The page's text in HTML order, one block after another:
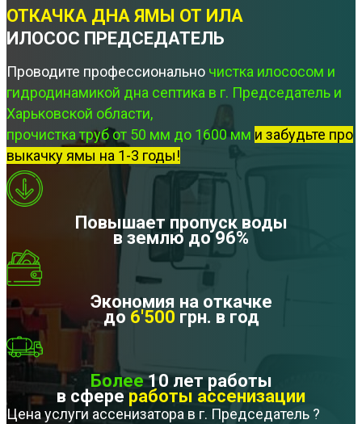
ОТКАЧКА ДНА ЯМЫ ОТ ИЛА
ИЛОСОС ПРЕДСЕДАТЕЛЬ
Проводите профессионально чистка илососом и
гидродинамикой дна септика в г. Председатель и
Харьковской области,
прочистка труб от 50 мм до 1600 мм и забудьте про
выкачку ямы на 1-3 годы!
Повышает пропуск воды
в землю до 96%
Экономия на откачке
до 6'500 грн. в год
Более10 лет работы
в сфере работы ассенизации
Цена услуги ассенизатора в г. Председатель ?